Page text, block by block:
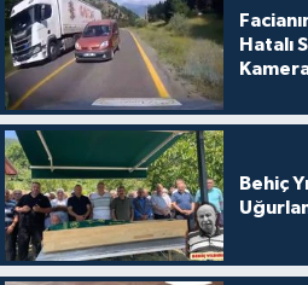
Hatalı
Behiç